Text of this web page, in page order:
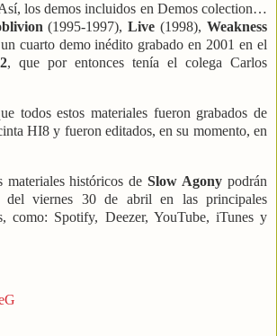
los demos incluidos en Demos colection…
(1995-1997),Live(1998), Weakness
cuarto demo inédito grabado en 2001 en el
, que por entonces tenía el colega Carlos
todos estos materiales fueron grabados de
HI8y fueron editados, en su momento, en
materiales históricos deSlow Agony podrán
del viernes 30 de abril en las principales
como: Spotify, Deezer, YouTube, iTunes y